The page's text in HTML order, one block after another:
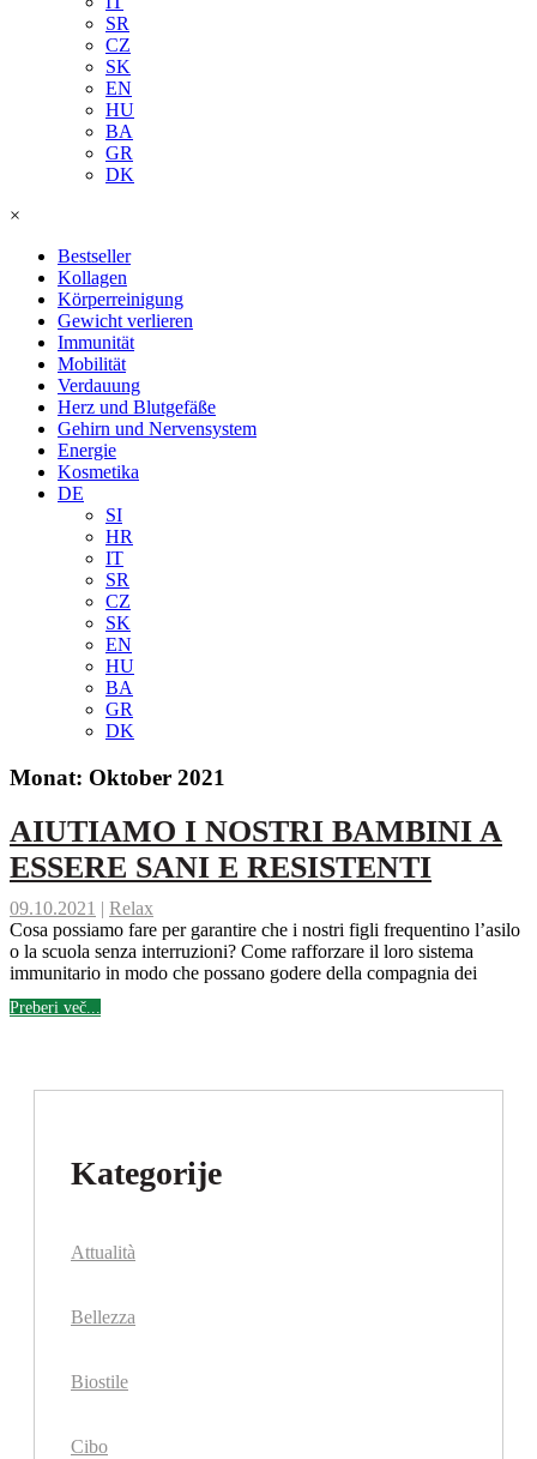
SR
CZ
SK
EN
HU
BA
GR
DK
×
Bestseller
Kollagen
Körperreinigung
Gewicht verlieren
Immunität
Mobilität
Verdauung
Herz und Blutgefäße
Gehirn und Nervensystem
Energie
Kosmetika
DE
SI
HR
IT
SR
CZ
SK
EN
HU
BA
GR
DK
Monat: Oktober 2021
AIUTIAMO I NOSTRI BAMBINI A
ESSERE SANI E RESISTENTI
09.10.2021 | Relax
Cosa possiamo fare per garantire che i nostri figli frequentino l’asilo
o la scuola senza interruzioni? Come rafforzare il loro sistema
immunitario in modo che possano godere della compagnia dei
Preberi več...
Kategorije
Attualità
Bellezza
Biostile
Cibo